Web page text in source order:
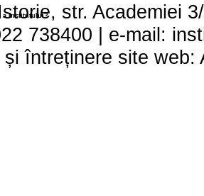
a institutului?
str. Academiei
738400 | e-mail:
întreținere site web: